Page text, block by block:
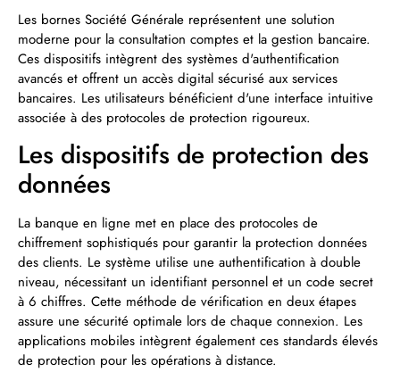
Les bornes Société Générale représentent une solution
moderne pour la consultation comptes et la gestion bancaire.
Ces dispositifs intègrent des systèmes d'authentification
avancés et offrent un accès digital sécurisé aux services
bancaires. Les utilisateurs bénéficient d'une interface intuitive
associée à des protocoles de protection rigoureux.
Les dispositifs de protection des
données
La banque en ligne met en place des protocoles de
chiffrement sophistiqués pour garantir la protection données
des clients. Le système utilise une authentification à double
niveau, nécessitant un identifiant personnel et un code secret
à 6 chiffres. Cette méthode de vérification en deux étapes
assure une sécurité optimale lors de chaque connexion. Les
applications mobiles intègrent également ces standards élevés
de protection pour les opérations à distance.